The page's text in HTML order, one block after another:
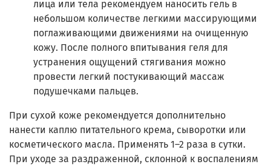
лица или тела рекомендуем наносить гель в
небольшом количестве легкими массирующими
поглаживающими движениями на очищенную
кожу. После полного впитывания геля для
устранения ощущений стягивания можно
провести легкий постукивающий массаж
подушечками пальцев.
При сухой коже рекомендуется дополнительно
нанести каплю питательного крема, сыворотки или
косметического масла. Применять 1–2 раза в сутки.
При уходе за раздраженной, склонной к воспалениям